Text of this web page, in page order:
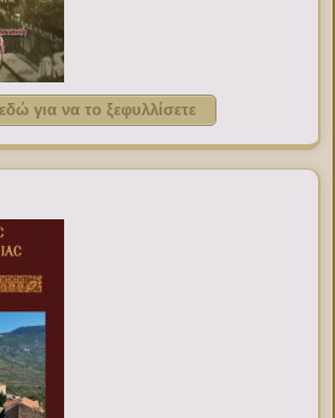
για να το ξεφυλλίσετε